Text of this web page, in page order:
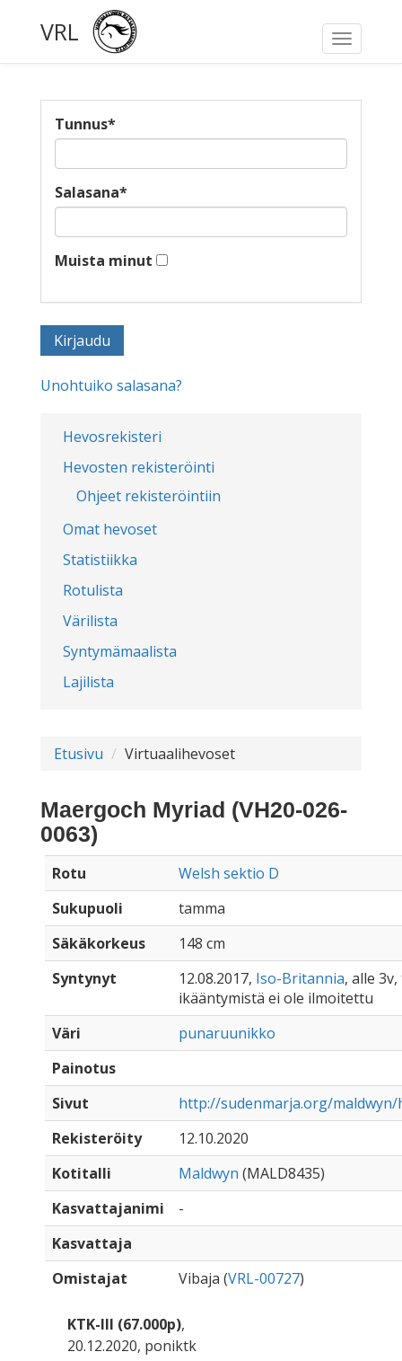
Toggle
VRL
Hevosrekisteri
Hevosten rekisteröinti
Ohjeet rekisteröintiin
Omat hevoset
Statistiikka
Rotulista
Värilista
Syntymämaalista
Lajilista
Tunnus*
Salasana*
Muista minut
Unohtuiko salasana?
Etusivu Virtuaalihevoset
Maergoch Myriad (VH20-026-
0063)
Rotu
Welsh sektio D
Sukupuoli
tamma
Säkäkorkeus
148 cm
Syntynyt
12.08.2017, Iso-Britannia, alle
ikääntymistä ei ole ilmoitettu
Väri
punaruunikko
Painotus
Sivut
http://sudenmarja.org/
Rekisteröity
12.10.2020
Kotitalli
Maldwyn (MALD8435)
Kasvattajanimi
-
Kasvattaja
Omistajat
Vibaja (VRL-00727)
KTK-III (67.000p),
20.12.2020, poniktk